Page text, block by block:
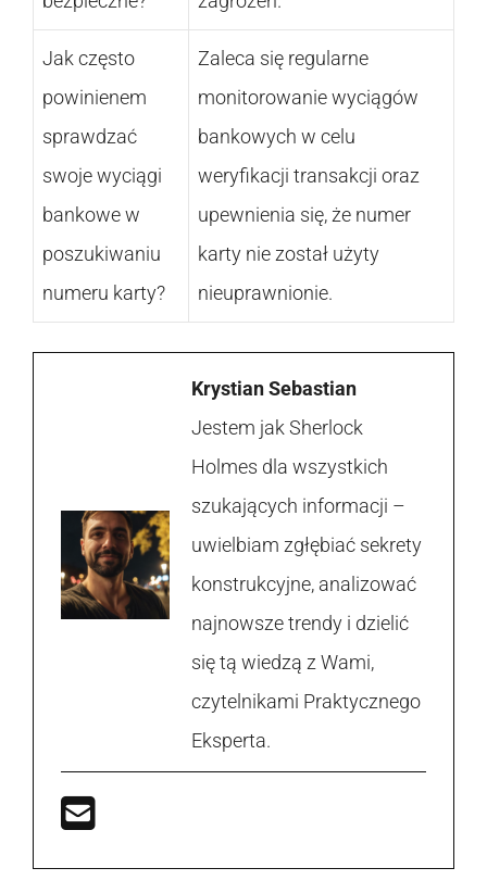
Jak często
powinienem
sprawdzać
swoje wyciągi
bankowe w
poszukiwaniu
numeru karty?
Zaleca się regularne
monitorowanie wyciągów
bankowych w celu
weryfikacji transakcji oraz
upewnienia się, że numer
karty nie został użyty
nieuprawnionie.
Krystian Sebastian
Jestem jak Sherlock
Holmes dla wszystkich
szukających informacji –
uwielbiam zgłębiać sekrety
konstrukcyjne, analizować
najnowsze trendy i dzielić
się tą wiedzą z Wami,
czytelnikami Praktycznego
Eksperta.